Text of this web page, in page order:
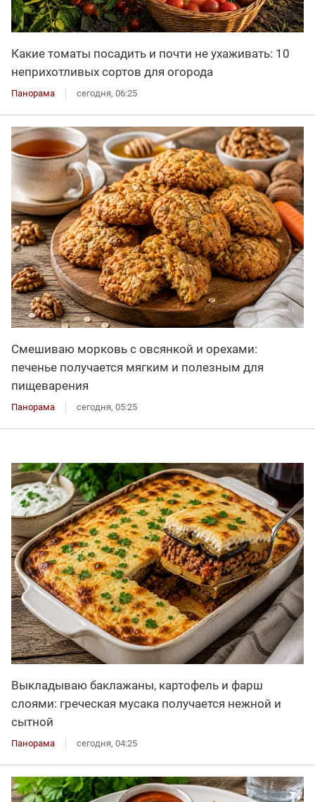
Какие томаты посадить и почти не ухаживать: 10
неприхотливых сортов для огорода
Панорама сегодня, 06:25
Смешиваю морковь с овсянкой и орехами:
печенье получается мягким и полезным для
пищеварения
Панорама сегодня, 05:25
Выкладываю баклажаны, картофель и фарш
слоями: греческая мусака получается нежной и
сытной
Панорама сегодня, 04:25